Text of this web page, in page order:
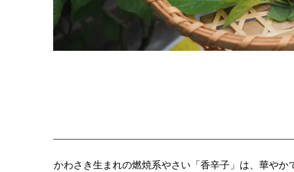
かわさき生まれの燃焼系やさい「香辛子」は、華や